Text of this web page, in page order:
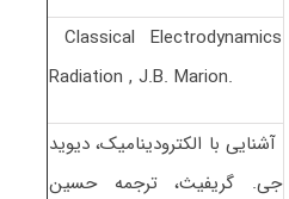
Classical Electrodynamics
Radiation , J.B. Marion.
آشنایی با الکترودینامیک، دیوید
جی. گریفیث، ترجمه حسین